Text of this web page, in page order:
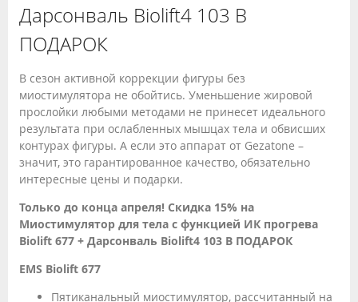
Дарсонваль Biolift4 103 В
ПОДАРОК
В сезон активной коррекции фигуры без
миостимулятора не обойтись. Уменьшение жировой
прослойки любыми методами не принесет идеального
результата при ослабленных мышцах тела и обвисших
контурах фигуры. А если это аппарат от Gezatone –
значит, это гарантированное качество, обязательно
интересные цены и подарки.
Только до конца апреля! Скидка 15% на
Миостимулятор для тела с функцией ИК прогрева
Biolift 677 + Дарсонваль Biolift4 103 В ПОДАРОК
EMS Biolift 677
Пятиканальный миостимулятор, рассчитанный на